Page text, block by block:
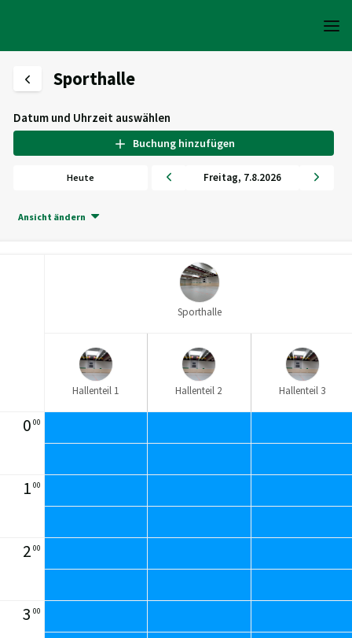
Sporthalle
Datum und Uhrzeit auswählen
Buchung hinzufügen
Heute Freitag, 7.8.2026
Ansicht ändern
Sporthalle
Hallenteil 1 Hallenteil 2 Hallenteil 3
0 00
1 00
2 00
3 00